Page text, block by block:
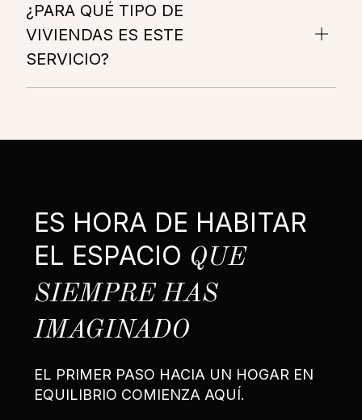
¿PARA QUÉ TIPO DE
VIVIENDAS ES ESTE
SERVICIO?
ES HORA DE HABITAR
EL ESPACIO QUE
SIEMPRE HAS
IMAGINADO
EL PRIMER PASO HACIA UN HOGAR EN
EQUILIBRIO COMIENZA AQUÍ.